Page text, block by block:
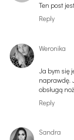
Ten post
Reply
Weronika
Ja bym się
naprawdę.
obsługą
Reply
Sandra